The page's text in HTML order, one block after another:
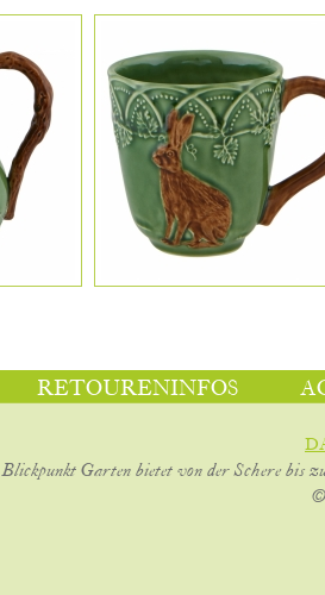
RETOURENINFOS
Blickpunkt Garten bietet von der Schere bis